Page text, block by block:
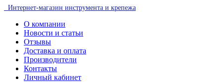
Интернет-магазин инструмента и крепежа
О компании
Новости и статьи
Отзывы
Доставка и оплата
Производители
Контакты
Личный кабинет